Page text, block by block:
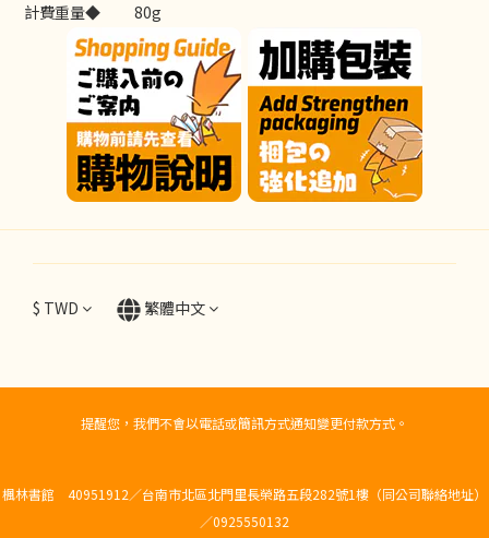
計費重量◆
80g
$ TWD 繁體中文
提醒您，我們不會以電話或簡訊方式通知變更付款方式。
楓林書館 40951912／台南市北區北門里長榮路五段282號1樓（同公司聯絡地址）
／0925550132